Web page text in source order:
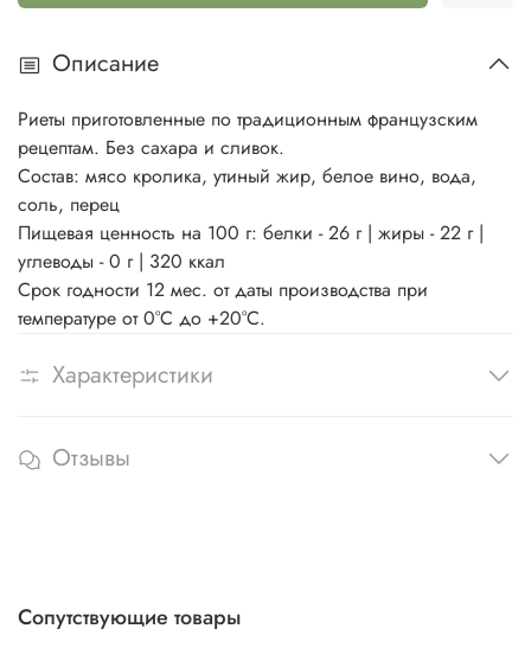
Описание
Риеты приготовленные по традиционным французским
рецептам. Без сахара и сливок.
Состав: мясо кролика, утиный жир, белое вино, вода,
соль, перец
Пищевая ценность на 100 г: белки - 26 г | жиры - 22 г |
углеводы - 0 г | 320 ккал
Срок годности 12 мес. от даты производства при
температуре от 0°С до +20°С.
Характеристики
Отзывы
Сопутствующие товары